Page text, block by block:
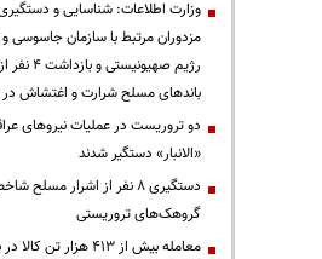
مزدوران مرتبط با سازمان جاسوسی
رژیم
باندهای مسلح شرارت و اغتشاش در
دو تروریست در عملیات نیروهای
«الانبار» دستگیر شدند
دستگیری ۸ نفر از اشرار
گروهک‌های تروریستی
معامله بیش از ۴۱۳ هزار تن